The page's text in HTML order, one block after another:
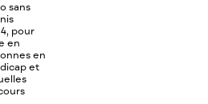
sans
pour
en
en
et